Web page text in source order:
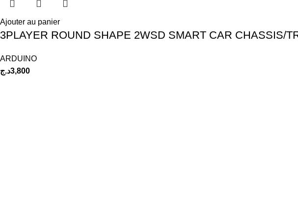
Ajouter au panier
3PLAYER ROUND SHAPE 2WSD SMART CAR CHASSIS/
ARDUINO
3,800د.ج